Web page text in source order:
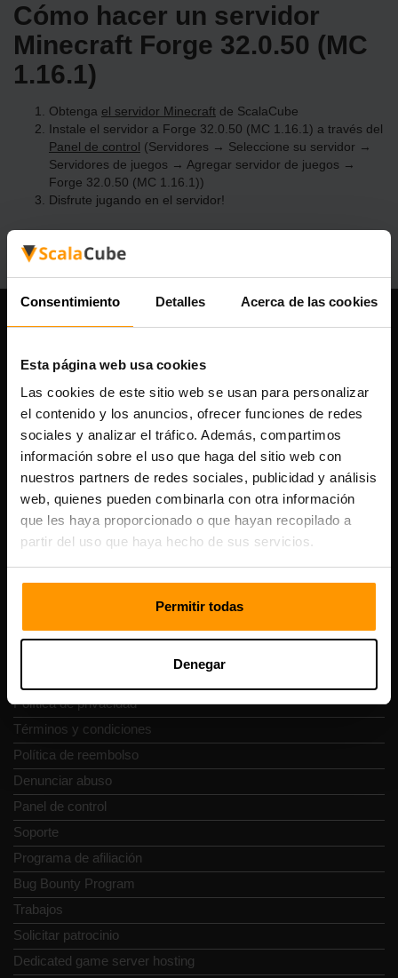
Consentimiento Detalles Acerca de las cookies
Esta página web usa cookies
Las cookies de este sitio web se usan para personalizar
el contenido y los anuncios, ofrecer funciones de redes
sociales y analizar el tráfico. Además, compartimos
información sobre el uso que haga del sitio web con
nuestros partners de redes sociales, publicidad y análisis
web, quienes pueden combinarla con otra información
que les haya proporcionado o que hayan recopilado a
partir del uso que haya hecho de sus servicios.
Permitir todas
Denegar
Cómo hacer un servidor
Minecraft Forge 32.0.50 (MC
1.16.1)
Obtenga el servidor Minecraft de ScalaCube
Instale el servidor a Forge 32.0.50 (MC 1.16.1) a través del
Panel de control (Servidores → Seleccione su servidor →
Servidores de juegos → Agregar servidor de juegos →
Forge 32.0.50 (MC 1.16.1))
Disfrute jugando en el servidor!
Nuestra compañía
Scalable Hosting Solutions OÜ
Código de registro: 14652605
Número de IVA: EE102133820
Dirección: Harju maakond, Tallinn, Kesklinna linnaosa,
Vesivärava tn 50-201, 10152
Navegación rápida
Política de privacidad
Términos y condiciones
Política de reembolso
Denunciar abuso
Panel de control
Soporte
Programa de afiliación
Bug Bounty Program
Trabajos
Solicitar patrocinio
Dedicated game server hosting